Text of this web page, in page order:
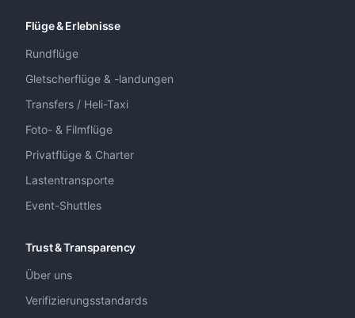
Flüge & Erlebnisse
Rundflüge
Gletscherflüge & -landungen
Transfers / Heli-Taxi
Foto- & Filmflüge
Privatflüge & Charter
Lastentransporte
Event-Shuttles
Trust & Transparency
Über uns
Verifizierungsstandards